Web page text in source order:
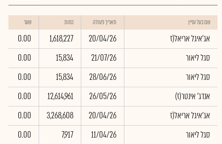
שם בעל עניין תאריך פעולה כמות שער
אג'איגל אריאל(ז 20/04/26
1,618,227
0.00
סגל ליאור
21/07/26
15,834
0.00
סגל ליאור
28/06/26
15,834
0.00
(אנדג' אינטר(ז
26/05/26
12,614,961
0.00
אג'איגל אריאל(ז
20/04/26
3,268,608
0.00
סגל ליאור
11/04/26
7,917
0.00